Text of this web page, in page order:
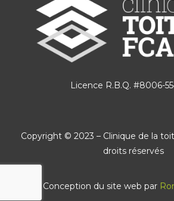
Licence R.B.Q. #8006-
Copyright © 2023 – Clinique de la
droits réservés
Conception du site web par